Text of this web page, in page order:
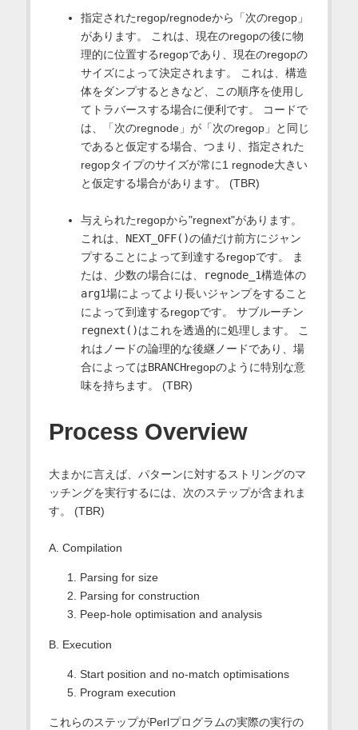
指定されたregop/regnodeから「次のregop」
があります。 これは、現在のregopの後に物
理的に位置するregopであり、現在のregopの
サイズによって決定されます。 これは、構造
体をダンプするときなど、この順序を使用し
てトラバースする場合に便利です。 コードで
は、「次のregnode」が「次のregop」と同じ
であると仮定する場合、つまり、指定された
regopタイプのサイズが常に1 regnode大きい
と仮定する場合があります。 (TBR)
与えられたregopから"regnext"があります。
これは、 NEXT_OFF()の値だけ前方にジャン
プすることによって到達するregopです。 ま
たは、少数の場合には、
regnode_1構造体の
arg1場によってより長いジャンプをすること
によって到達するregopです。 サブルーチン
regnext()はこれを透過的に処理します。 こ
れはノードの論理的な後継ノードであり、場
合によってはBRANCHregopのように特別な意
味を持ちます。 (TBR)
Process Overview
大まかに言えば、パターンに対するストリングのマ
ッチングを実行するには、次のステップが含まれま
す。 (TBR)
A. Compilation
1. Parsing for size
2. Parsing for construction
3. Peep-hole optimisation and analysis
B. Execution
4. Start position and no-match optimisations
5. Program execution
これらのステップがPerlプログラムの実際の実行の